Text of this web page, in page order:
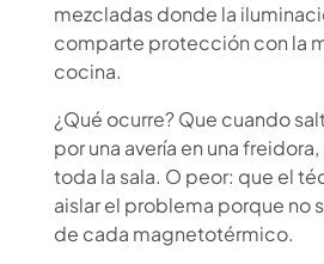
mezcladas donde la
comparte protección con la
cocina.
¿Qué ocurre? Que cuando
por una avería en una
toda la sala. O peor: que el
aislar el problema porque no
de cada magnetotérmico.